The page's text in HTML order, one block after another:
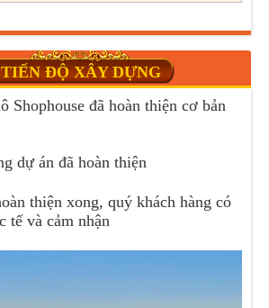
TIẾN ĐỘ XÂY DỰNG
Shophouse đã hoàn thiện cơ bản
dự án đã hoàn thiện
thiện xong, quý khách hàng có
tế và cảm nhận